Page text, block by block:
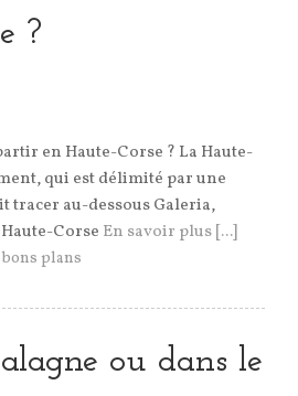
?
en Haute-Corse ? La Haute-
qui est délimité par une
tracer au-dessous Galeria,
Corse En savoir plus [...]
plans
ou dans le